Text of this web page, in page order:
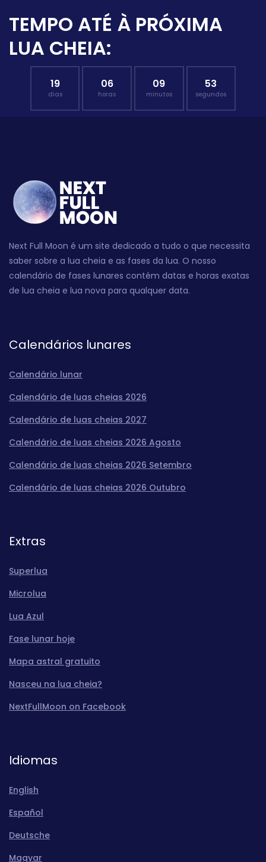
TEMPO ATÉ À PRÓXIMA
LUA CHEIA:
19
dias
06
horas
09
minutos
52
segundos
Next Full Moon é um site dedicado a tudo o que necessita
saber sobre a lua cheia e as fases da lua. O nosso
calendário de fases lunares contém datas e horas exatas
de lua cheia e lua nova para qualquer data.
Calendários lunares
Calendário lunar
Calendário de luas cheias 2026
Calendário de luas cheias 2027
Calendário de luas cheias 2026 Agosto
Calendário de luas cheias 2026 Setembro
Calendário de luas cheias 2026 Outubro
Extras
Superlua
Microlua
Lua Azul
Fase lunar hoje
Mapa astral gratuito
Nasceu na lua cheia?
NextFullMoon on Facebook
Idiomas
English
Español
Deutsche
Magyar